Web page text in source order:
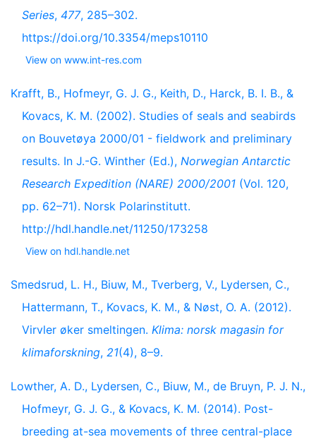
Series, 477, 285–302.
https://doi.org/10.3354/meps10110
View on www.int-res.com
Krafft, B., Hofmeyr, G. J. G., Keith, D., Harck, B. I. B., &
Kovacs, K. M. (2002). Studies of seals and seabirds
on Bouvetøya 2000/01 - fieldwork and preliminary
results. In J.-G. Winther (Ed.), Norwegian Antarctic
Research Expedition (NARE) 2000/2001 (Vol. 120,
pp. 62–71). Norsk Polarinstitutt.
http://hdl.handle.net/11250/173258
View on hdl.handle.net
Smedsrud, L. H., Biuw, M., Tverberg, V., Lydersen, C.,
Hattermann, T., Kovacs, K. M., & Nøst, O. A. (2012).
Virvler øker smeltingen. Klima: norsk magasin for
klimaforskning, 21(4), 8–9.
Lowther, A. D., Lydersen, C., Biuw, M., de Bruyn, P. J. N.,
Hofmeyr, G. J. G., & Kovacs, K. M. (2014). Post-
breeding at-sea movements of three central-place